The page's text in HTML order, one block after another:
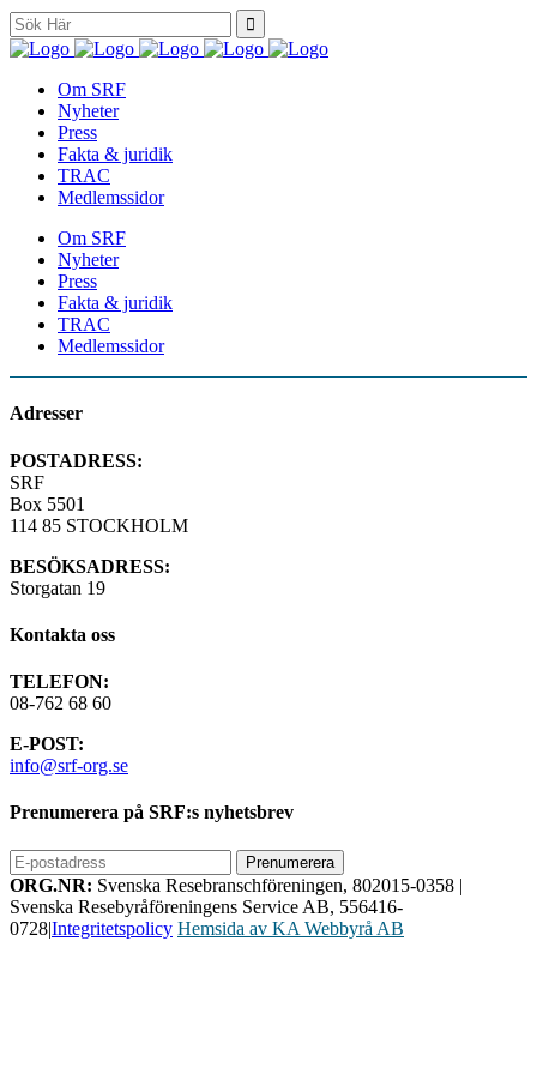
Search
for:
Om SRF
Nyheter
Press
Fakta & juridik
TRAC
Medlemssidor
Om SRF
Nyheter
Press
Fakta & juridik
TRAC
Medlemssidor
Adresser
POSTADRESS:
SRF
Box 5501
114 85 STOCKHOLM
BESÖKSADRESS:
Storgatan 19
Kontakta oss
TELEFON:
08-762 68 60
E-POST:
info@srf-org.se
Prenumerera på SRF:s nyhetsbrev
ORG.NR: Svenska Resebranschföreningen, 802015-0358 |
Svenska Resebyråföreningens Service AB, 556416-
0728|Integritetspolicy Hemsida av KA Webbyrå AB